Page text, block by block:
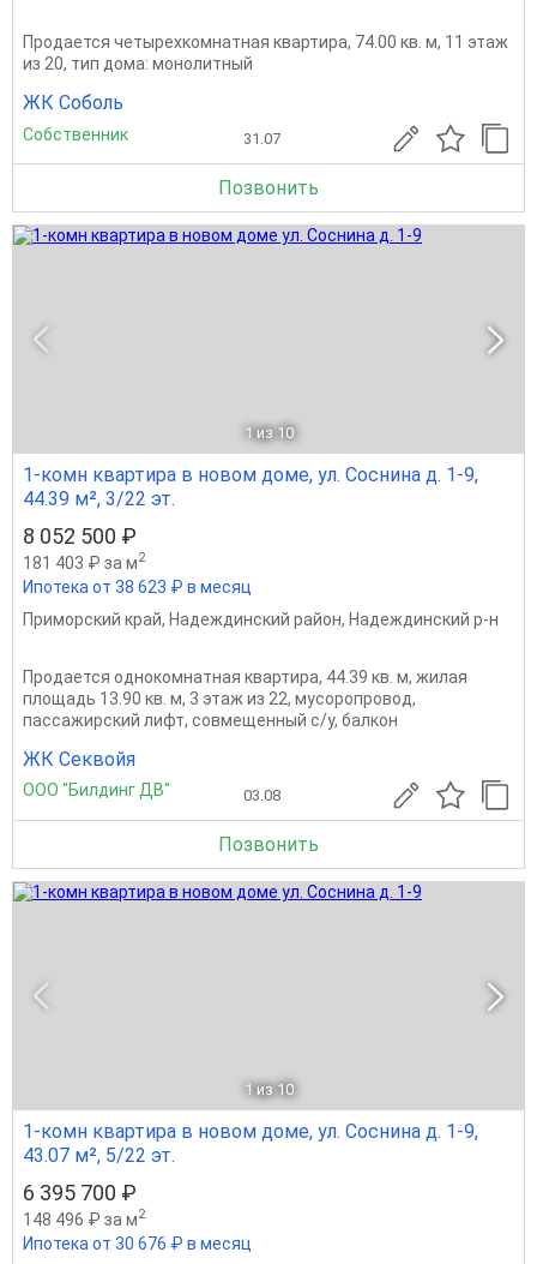
Продается четырехкомнатная квартира, 74.00 кв. м, 11 этаж
из 20, тип дома: монолитный
ЖК Соболь
Собственник 31.07
Позвонить
1 из 10
1-комн квартира в новом доме, ул. Соснина д. 1-9,
44.39 м², 3/22 эт.
8 052 500 ₽
181 403 ₽ за м2
Ипотека от 38 623 ₽ в месяц
Приморский край, Надеждинский район, Надеждинский р-н
Продается однокомнатная квартира, 44.39 кв. м, жилая
площадь 13.90 кв. м, 3 этаж из 22, мусоропровод,
пассажирский лифт, совмещенный с/у, балкон
ЖК Секвойя
ООО "Билдинг ДВ" 03.08
Позвонить
1 из 10
1-комн квартира в новом доме, ул. Соснина д. 1-9,
43.07 м², 5/22 эт.
6 395 700 ₽
148 496 ₽ за м2
Ипотека от 30 676 ₽ в месяц